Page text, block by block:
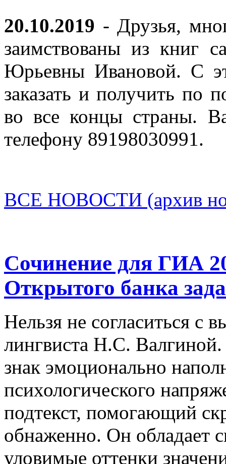
20.10.2019 - Друзья,
заимствованы из книг
Юрьевны Ивановой. С
заказать и получить по
во все концы страны.
телефону 89198030991.
ВСЕ НОВОСТИ (архив
Сочинение для ГИА
Открытого банка
Нельзя не согласиться с
лингвиста Н.С.
знак эмоционально
психологического
подтекст, помогающий
обнаженно. Он обладает
уловимые оттенки